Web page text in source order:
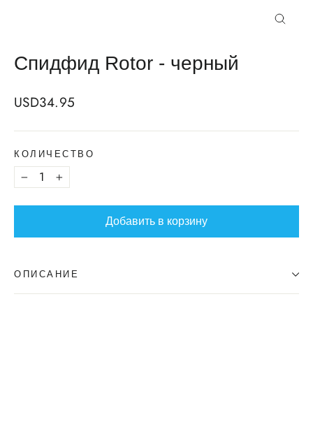
Спидфид Rotor - черный
Regular
USD34.95
КОЛИЧЕСТВО
− +
Добавить в корзину
ОПИСАНИЕ